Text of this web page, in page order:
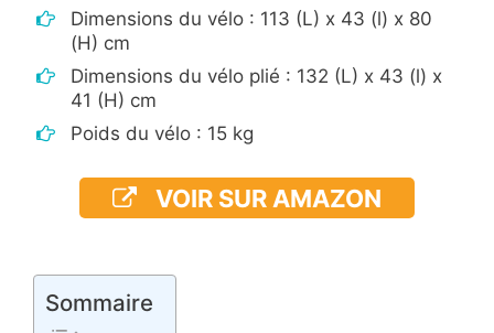
Dimensions du vélo : 113 (L) x 43 (l) x 80
(H) cm
Dimensions du vélo plié : 132 (L) x 43 (l) x
41 (H) cm
Poids du vélo : 15 kg
VOIR SUR AMAZON
Sommaire